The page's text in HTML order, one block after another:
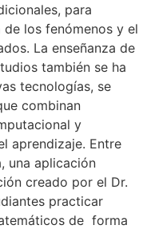
para
los fenómenos y el
La enseñanza de
también se ha
tecnologías, se
combinan
y
aprendizaje. Entre
una aplicación
creado por el Dr.
practicar
de forma